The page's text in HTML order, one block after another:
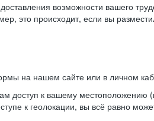
возможности вашего
это происходит, если вы
на нашем сайте или в личном
доступ к вашему местоположению
к геолокации, вы всё равно